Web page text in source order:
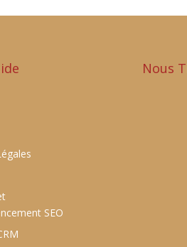
SEO
Nous